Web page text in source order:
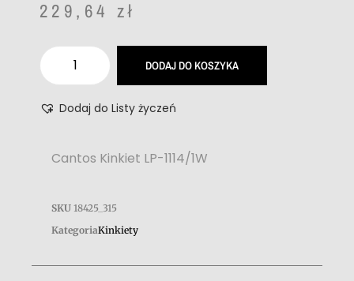
229,64 zł
DODAJ DO KOSZYKA
Dodaj do Listy życzeń
Cantos Kinkiet LP-1114/1W
SKU 18425_315
KategoriaKinkiety